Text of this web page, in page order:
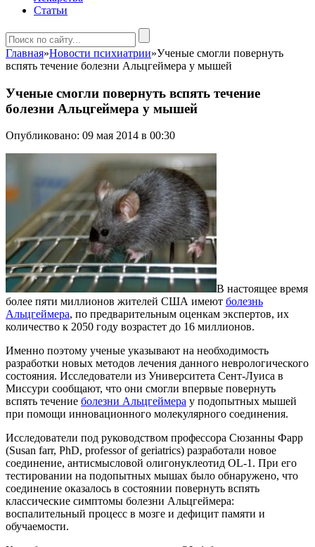
Статьи
Главная»Новости психиатрии»Ученые смогли повернуть
вспять течение болезни Альцгеймера у мышей
Ученые смогли повернуть вспять течение
болезни Альцгеймера у мышей
Опубликовано: 09 мая 2014 в 00:30
В настоящее время
более пяти миллионов жителей США имеют болезнь
Альцгеймера, по предварительным оценкам экспертов, их
количество к 2050 году возрастет до 16 миллионов.
Именно поэтому ученые указывают на необходимость
разработки новых методов лечения данного неврологического
состояния. Исследователи из Университета Сент-Луиса в
Миссури сообщают, что они смогли впервые повернуть
вспять течение болезни Альцгеймера у подопытных мышей
при помощи инновационного молекулярного соединения.
Исследователи под руководством профессора Сюзанны Фарр
(Susan farr, PhD, professor of geriatrics) разработали новое
соединение, антисмысловой олигонуклеотид OL-1. При eго
тестировании на подопытных мышах было обнаружено, что
соединение оказалось в состоянии повернуть вспять
классические симптомы болезни Альцгеймера:
воспалительный процесс в мозге и дефицит памяти и
обучаемости.